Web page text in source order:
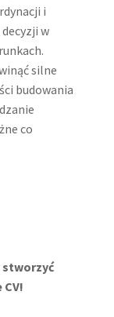
i
w
silne
budowania
co
stworzyć